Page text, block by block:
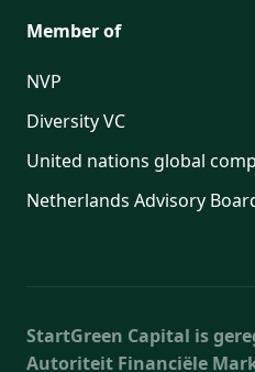
Member of
NVP
Diversity VC
United nations global
Netherlands Advisory
StartGreen Capital is
Autoriteit Financiële